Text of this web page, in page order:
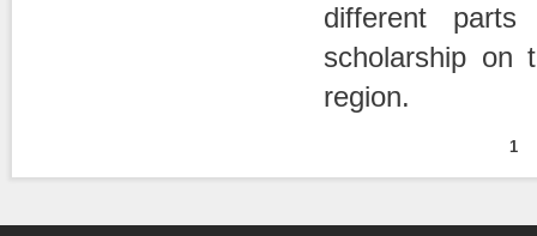
different
scholarship on
region.
1